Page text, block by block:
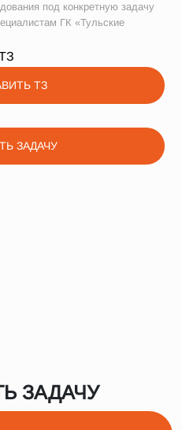
под конкретную задачу
ГК «Тульские
ТЗ
ЗАДАЧУ
ЗАДАЧУ